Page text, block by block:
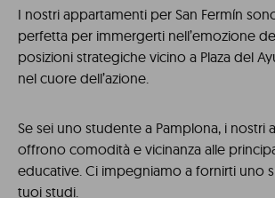
I nostri appartamenti per San Fermín
perfetta per immergerti nell’emozione
posizioni strategiche vicino a Plaza del
nel cuore dell’azione.
Se sei uno studente a Pamplona, i nostri
offrono comodità e vicinanza alle
educative. Ci impegniamo a fornirti uno
tuoi studi.